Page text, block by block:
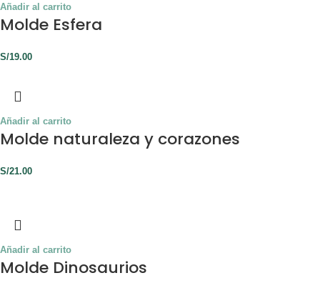
Añadir al carrito
Molde Esfera
S/19.00
Añadir al carrito
Molde naturaleza y corazones
S/21.00
Añadir al carrito
Molde Dinosaurios